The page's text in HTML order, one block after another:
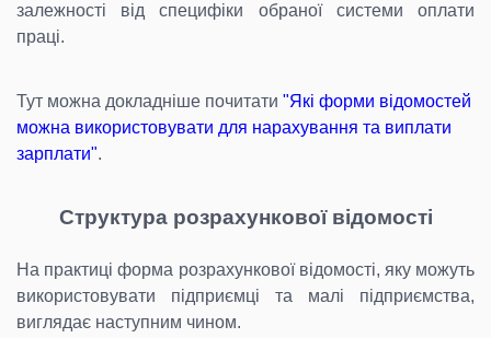
залежності від специфіки обраної системи оплати
праці.
Тут можна докладніше почитати "Які форми відомостей
можна використовувати для нарахування та виплати
зарплати".
Структура розрахункової відомості
На практиці форма розрахункової відомості, яку можуть
використовувати підприємці та малі підприємства,
виглядає наступним чином.